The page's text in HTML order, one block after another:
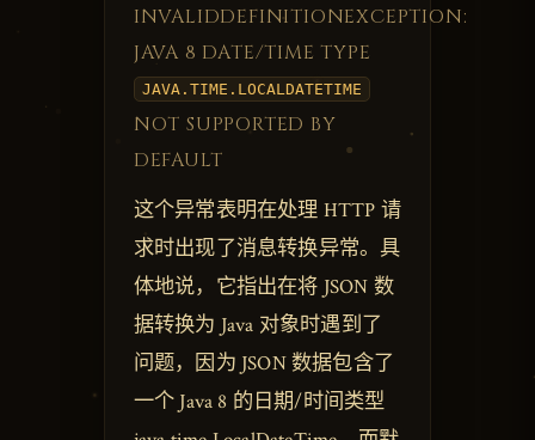
INVALIDDEFINITIONEXCEPTION:
JAVA 8 DATE/TIME TYPE
JAVA.TIME.LOCALDATETIME
NOT SUPPORTED BY
DEFAULT
这个异常表明在处理 HTTP 请
求时出现了消息转换异常。具
体地说，它指出在将 JSON 数
据转换为 Java 对象时遇到了
问题，因为 JSON 数据包含了
一个 Java 8 的日期/时间类型